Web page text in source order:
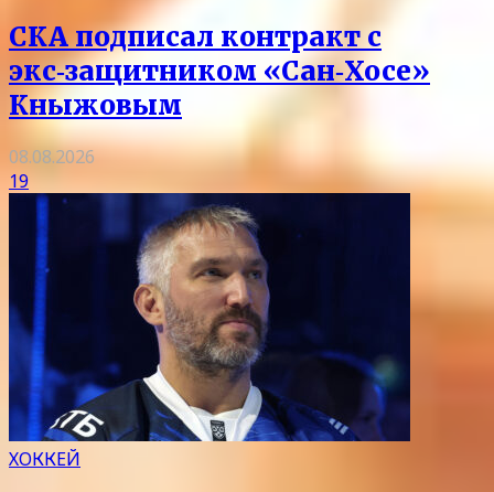
СКА подписал контракт с
экс‑защитником «Сан‑Хосе»
Кныжовым
08.08.2026
19
ХОККЕЙ